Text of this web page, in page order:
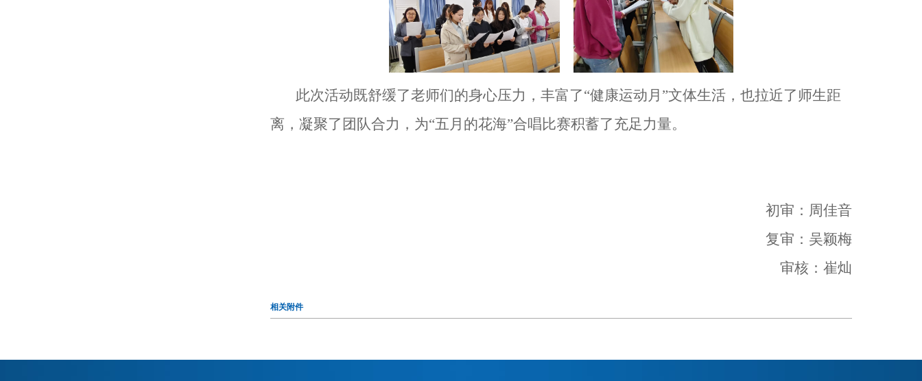
此次活动既舒缓了老师们的身心压力，丰富了“健康运动月”文体生活，也拉近了师生距
离，凝聚了团队合力，为“五月的花海”合唱比赛积蓄了充足力量。
初审：周佳音
复审：吴颖梅
审核：崔灿
相关附件